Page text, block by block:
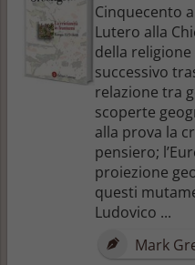
Cinquecento
Lutero alla
della
successivo
relazione tra
scoperte
alla prova la
pensiero;
proiezione
questi
Ludovico ...
Mark